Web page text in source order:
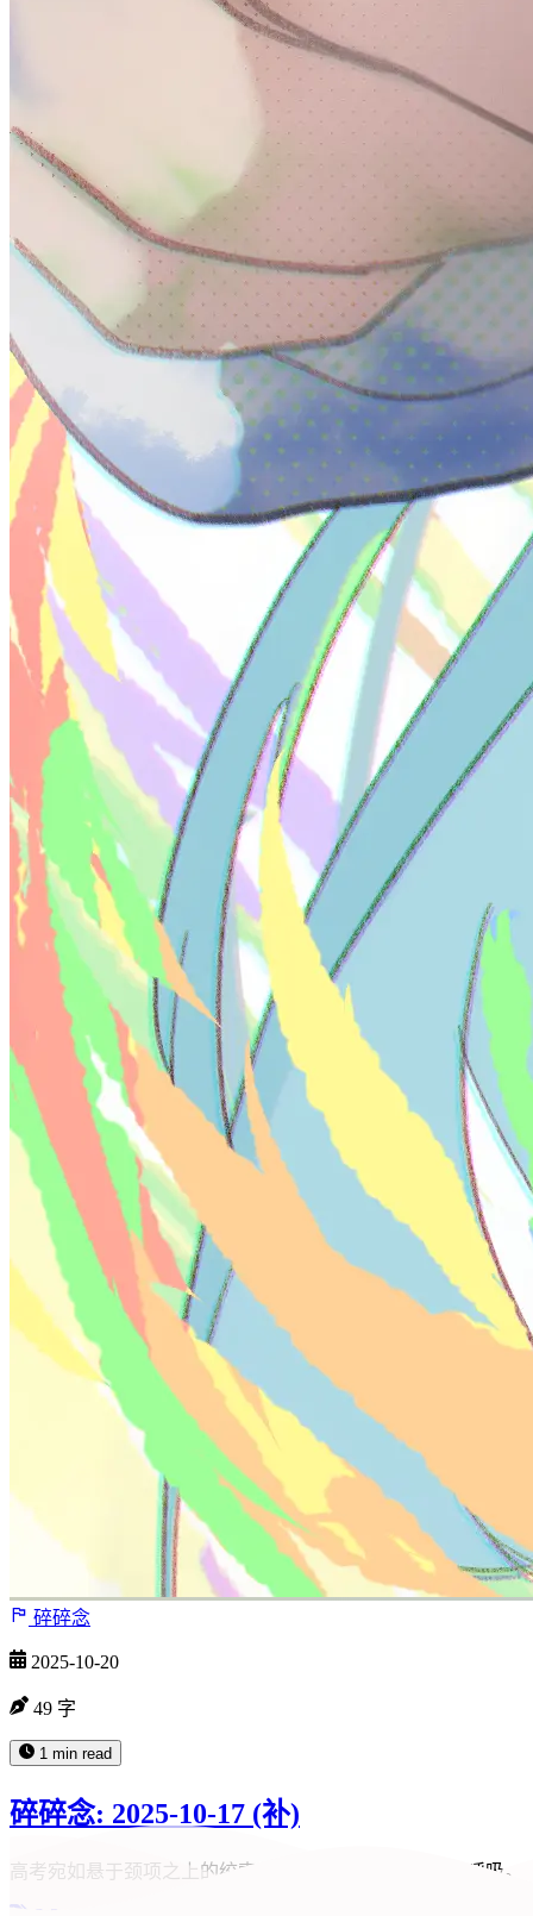
碎碎念
2025-10-20
49 字
1 min read
碎碎念: 2025-10-17 (补)
高考宛如悬于颈项之上的绞索，正缓缓收紧，令人难以呼吸。